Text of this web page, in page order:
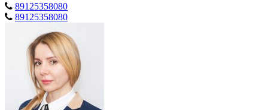
89125358080
89125358080